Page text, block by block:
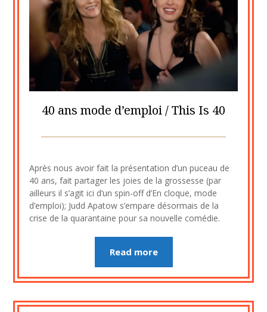
40 ans mode d’emploi / This Is 40
2
septembre
2023
Après nous avoir fait la présentation d’un puceau de
40 ans, fait partager les joies de la grossesse (par
ailleurs il s’agit ici d’un spin-off d’En cloque, mode
d’emploi); Judd Apatow s’empare désormais de la
crise de la quarantaine pour sa nouvelle comédie.
Read more